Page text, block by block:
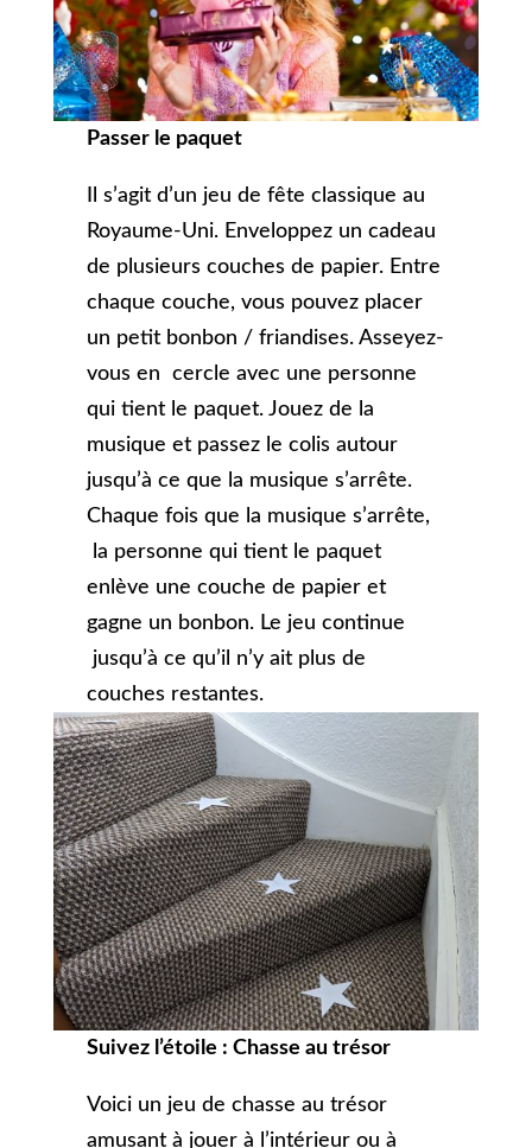
Passer le paquet
Il s’agit d’un jeu de fête classique au
Royaume-Uni. Enveloppez un cadeau
de plusieurs couches de papier. Entre
chaque couche, vous pouvez placer
un petit bonbon / friandises. Asseyez-
vous en cercle avec une personne
qui tient le paquet. Jouez de la
musique et passez le colis autour
jusqu’à ce que la musique s’arrête.
Chaque fois que la musique s’arrête,
la personne qui tient le paquet
enlève une couche de papier et
gagne un bonbon. Le jeu continue
jusqu’à ce qu’il n’y ait plus de
couches restantes.
Suivez l’étoile : Chasse au trésor
Voici un jeu de chasse au trésor
amusant à jouer à l’intérieur ou à